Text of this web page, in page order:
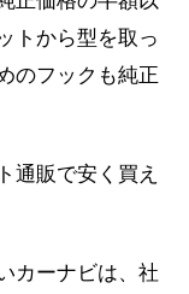
トから型を取っ
のフックも純正
通販で安く買え
カーナビは、社